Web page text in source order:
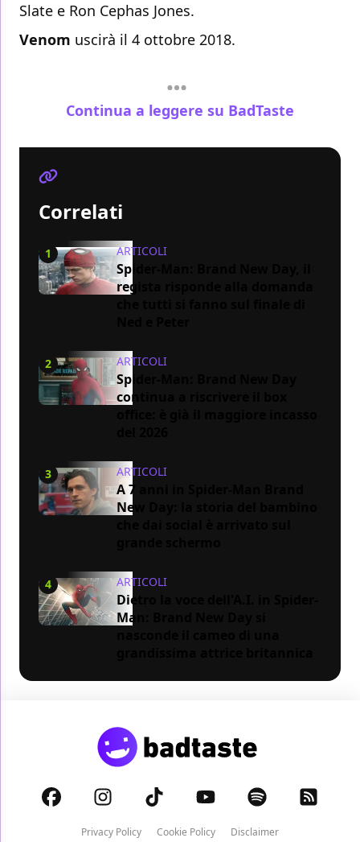
Slate e Ron Cephas Jones.
Venom uscirà il 4 ottobre 2018.
Continua a leggere su BadTaste
Correlati
1 ARTICOLI
Spider-Man: Brand New Day, il
regista risponde alla domanda
2 ARTICOLI
Spider-Man: Brand New Day
continua a riscrivere il box
3 ARTICOLI
A 7 anni in Spider-Man Brand
New Day: la storia del bambino
4 ARTICOLI
Dietro la voce dell'A.I. in Spider-
Man: Brand New Day si
Privacy Policy Cookie Policy Disclaimer